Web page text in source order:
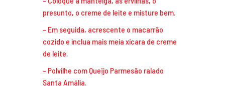
presunto, o creme de leite e misture bem.
Em seguida, acrescente o macarrão
cozido e inclua mais meia xícara de creme
de leite.
Polvilhe com Queijo Parmesão ralado
Santa Amália.